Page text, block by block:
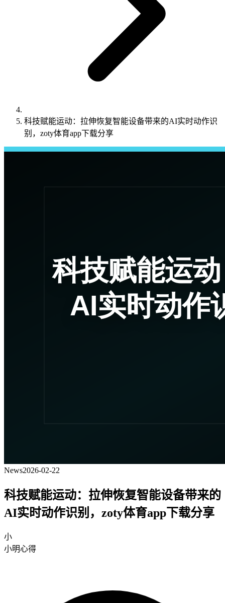
科技赋能运动：拉伸恢复智能设备带来的AI实时动作识
别，zoty体育app下载分享
News2026-02-22
科技赋能运动：拉伸恢复智能设备带来的
AI实时动作识别，zoty体育app下载分享
小
小明心得